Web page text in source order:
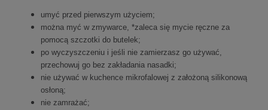
umyć przed pierwszym użyciem;
można myć w zmywarce, *zaleca się mycie ręczne za
pomocą szczotki do butelek;
po wyczyszczeniu i jeśli nie zamierzasz go używać,
przechowuj go bez zakładania nasadki;
nie używać w kuchence mikrofalowej z założoną silikonową
osłoną;
nie zamrażać;